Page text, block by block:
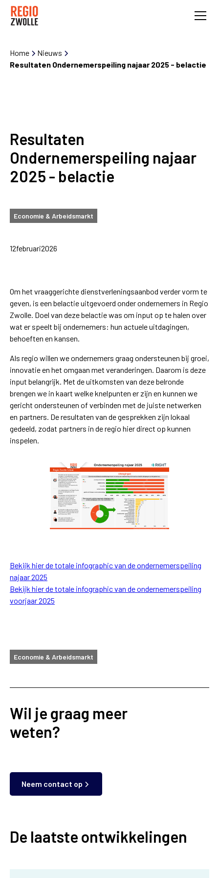
Home
Nieuws
Resultaten Ondernemerspeiling najaar 2025 - belactie
Resultaten
Ondernemerspeiling najaar
2025 - belactie
Economie & Arbeidsmarkt
12februari2026
Om het vraaggerichte dienstverleningsaanbod verder vorm te
geven, is een belactie uitgevoerd onder ondernemers in Regio
Zwolle. Doel van deze belactie was om input op te halen over
wat er speelt bij ondernemers: hun actuele uitdagingen,
behoeften en kansen.
Als regio willen we ondernemers graag ondersteunen bij groei,
innovatie en het omgaan met veranderingen. Daarom is deze
input belangrijk. Met de uitkomsten van deze belronde
brengen we in kaart welke knelpunten er zijn en kunnen we
gericht ondersteunen of verbinden met de juiste netwerken
en partners. De resultaten van de gesprekken zijn lokaal
gedeeld, zodat partners in de regio hier direct op kunnen
inspelen.
Bekijk hier de totale infographic van de ondernemerspeiling
najaar 2025
Bekijk hier de totale infographic van de ondernemerspeiling
voorjaar 2025
Economie & Arbeidsmarkt
Wil je graag meer
weten?
Neem contact op
De laatste ontwikkelingen